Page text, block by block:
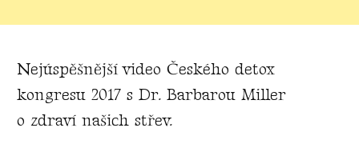
Nejúspěšnější video Českého detox
kongresu 2017 s Dr. Barbarou Miller
o zdraví našich střev.